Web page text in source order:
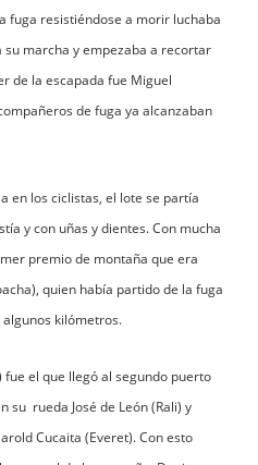
fuga resistiéndose a morir luchaba
marcha y empezaba a recortar
de la escapada fue Miguel
de fuga ya alcanzaban
en los ciclistas, el lote se partía
y con uñas y dientes. Con mucha
premio de montaña que era
quien había partido de la fuga
kilómetros.
el que llegó al segundo puerto
su rueda José de León (Rali) y
Cucaita (Everet). Con esto